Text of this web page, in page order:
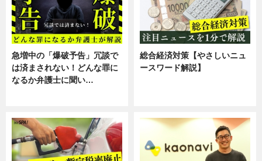
急増中の「爆破予告」冗談で
は済まされない！どんな罪に
なるか弁護士に聞い…
総合経済対策【やさしいニュ
ースワード解説】